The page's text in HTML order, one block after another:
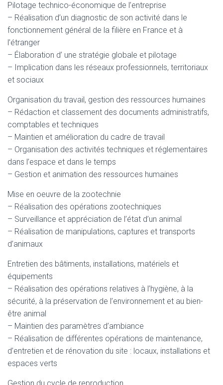
Pilotage technico-économique de l’entreprise
– Réalisation d’un diagnostic de son activité dans le
fonctionnement général de la filière en France et à
l’étranger
– Élaboration d’ une stratégie globale et pilotage
– Implication dans les réseaux professionnels, territoriaux
et sociaux
Organisation du travail, gestion des ressources humaines
– Rédaction et classement des documents administratifs,
comptables et techniques
– Maintien et amélioration du cadre de travail
– Organisation des activités techniques et réglementaires
dans l’espace et dans le temps
– Gestion et animation des ressources humaines
Mise en oeuvre de la zootechnie
– Réalisation des opérations zootechniques
– Surveillance et appréciation de l’état d’un animal
– Réalisation de manipulations, captures et transports
d’animaux
Entretien des bâtiments, installations, matériels et
équipements
– Réalisation des opérations relatives à l’hygiène, à la
sécurité, à la préservation de l’environnement et au bien-
être animal
– Maintien des paramètres d’ambiance
– Réalisation de différentes opérations de maintenance,
d’entretien et de rénovation du site : locaux, installations et
espaces verts